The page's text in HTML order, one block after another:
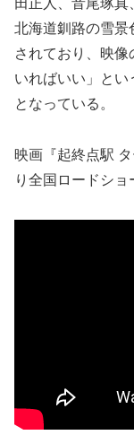
田正人、音尾琢真
北海道釧路の雪景
されており、映像
いればいい」とい
となっている。
映画『起終点駅
り全国ロードショ